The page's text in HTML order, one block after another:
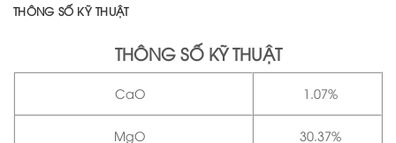
THÔNG SỐ KỸ THUẬT
THÔNG SỐ KỸ THUẬT
CaO 1.07%
MgO 30.37%